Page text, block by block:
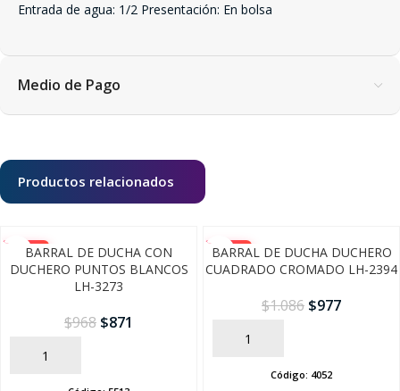
Entrada de agua: 1/2 Presentación: En bolsa
Medio de Pago
Productos relacionados
-10%
BARRAL DE DUCHA CON
DUCHERO PUNTOS BLANCOS
LH-3273
$968 $871
AÑADIR
-10%
BARRAL DE DUCHA DUCHERO
CUADRADO CROMADO LH-2394
$1.086 $977
AÑADIR
Código: 4052